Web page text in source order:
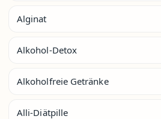
Alginat
Alkohol-Detox
Alkoholfreie Getränke
Alli-Diätpille